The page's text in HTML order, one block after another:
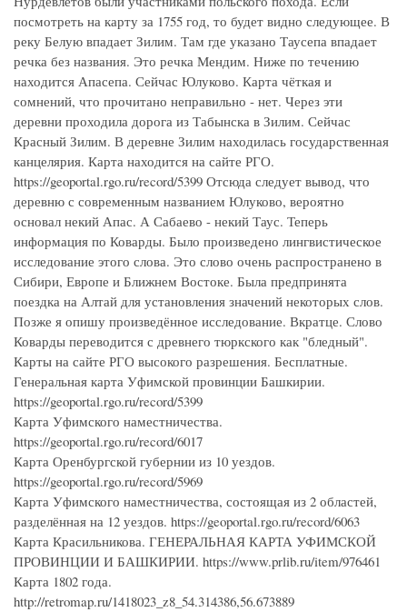
посмотреть на карту за 1755 год, то будет видно следующее. В
реку Белую впадает Зилим. Там где указано Таусепа впадает
речка без названия. Это речка Мендим. Ниже по течению
находится Апасепа. Сейчас Юлуково. Карта чёткая и
сомнений, что прочитано неправильно - нет. Через эти
деревни проходила дорога из Табынска в Зилим. Сейчас
Красный Зилим. В деревне Зилим находилась государственная
канцелярия. Карта находится на сайте РГО.
https://geoportal.rgo.ru/record/5399 Отсюда следует вывод, что
деревню с современным названием Юлуково, вероятно
основал некий Апас. А Сабаево - некий Таус. Теперь
информация по Коварды. Было произведено лингвистическое
исследование этого слова. Это слово очень распространено в
Сибири, Европе и Ближнем Востоке. Была предпринята
поездка на Алтай для установления значений некоторых слов.
Позже я опишу произведённое исследование. Вкратце. Слово
Коварды переводится с древнего тюркского как "бледный".
Карты на сайте РГО высокого разрешения. Бесплатные.
Генеральная карта Уфимской провинции Башкирии.
https://geoportal.rgo.ru/record/5399
Карта Уфимского наместничества.
https://geoportal.rgo.ru/record/6017
Карта Оренбургской губернии из 10 уездов.
https://geoportal.rgo.ru/record/5969
Карта Уфимского наместничества, состоящая из 2 областей,
разделённая на 12 уездов. https://geoportal.rgo.ru/record/6063
Карта Красильникова. ГЕНЕРАЛЬНАЯ КАРТА УФИМСКОЙ
ПРОВИНЦИИ И БАШКИРИИ. https://www.prlib.ru/item/976461
Карта 1802 года.
http://retromap.ru/1418023_z8_54.314386,56.673889